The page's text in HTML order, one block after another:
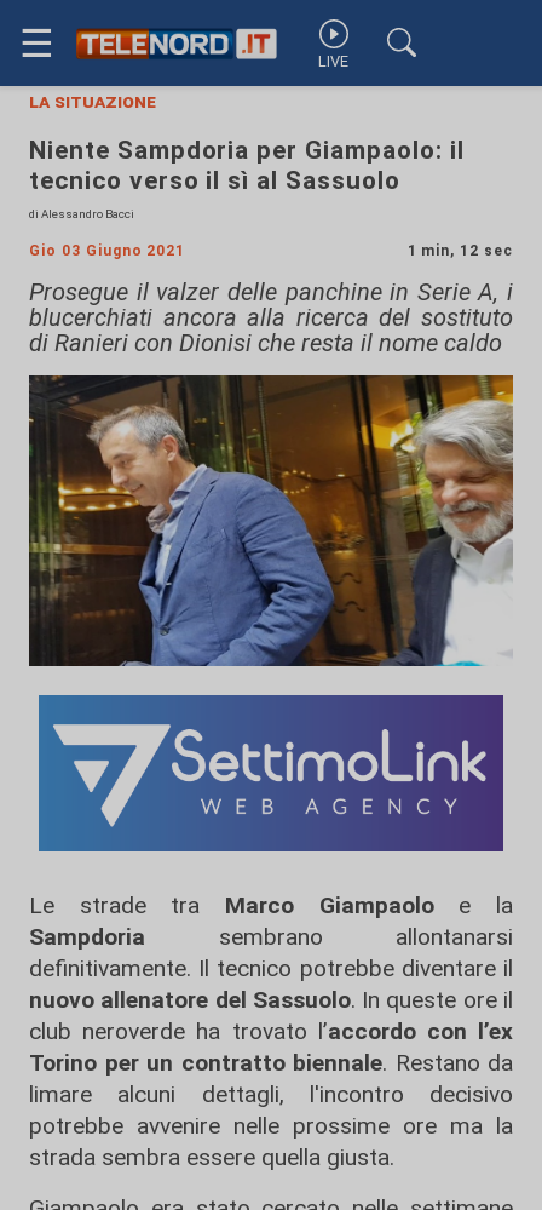
☰ LIVE
la situazione
Niente Sampdoria per Giampaolo: il
tecnico verso il sì al Sassuolo
di Alessandro Bacci
Gio 03 Giugno 2021 1 min, 12 sec
Prosegue il valzer delle panchine in Serie A, i
blucerchiati ancora alla ricerca del sostituto
di Ranieri con Dionisi che resta il nome caldo
Le strade tra Marco Giampaoloe la
Sampdoria sembrano allontanarsi
definitivamente. Il tecnico potrebbe diventare il
nuovo allenatore del Sassuolo. In queste ore il
club neroverde ha trovato l’accordo con l’ex
Torino per un contratto biennale. Restano da
limare alcuni dettagli, l'incontro decisivo
potrebbe avvenire nelle prossime ore ma la
strada sembra essere quella giusta.